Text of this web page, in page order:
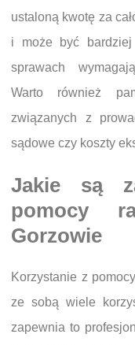
ustaloną kwotę za
i może być bardziej
sprawach
Warto również
związanych z
sądowe czy koszty
Jakie są
pomocy
Gorzowie
Korzystanie z
ze sobą wiele
zapewnia to